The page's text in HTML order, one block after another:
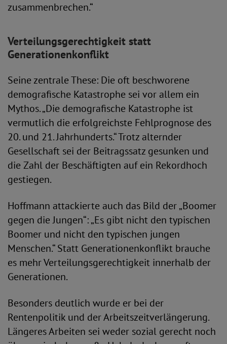
zusammenbrechen.“
Verteilungsgerechtigkeit statt
Generationenkonflikt
Seine zentrale These: Die oft beschworene
demografische Katastrophe sei vor allem ein
Mythos. „Die demografische Katastrophe ist
vermutlich die erfolgreichste Fehlprognose des
20. und 21. Jahrhunderts.“ Trotz alternder
Gesellschaft sei der Beitragssatz gesunken und
die Zahl der Beschäftigten auf ein Rekordhoch
gestiegen.
Hoffmann attackierte auch das Bild der „Boomer
gegen die Jungen“: „Es gibt nicht den typischen
Boomer und nicht den typischen jungen
Menschen.“ Statt Generationenkonflikt brauche
es mehr Verteilungsgerechtigkeit innerhalb der
Generationen.
Besonders deutlich wurde er bei der
Rentenpolitik und der Arbeitszeitverlängerung.
Längeres Arbeiten sei weder sozial gerecht noch